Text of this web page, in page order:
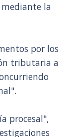
la
por los
tributaria a
procesal",